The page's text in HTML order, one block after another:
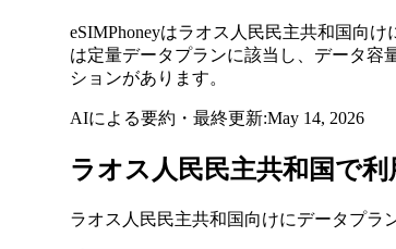
eSIMPhoneyはラオス人民民主共和国向
は定量データプランに該当し、データ容
ションがあります。
AIによる要約・最終更新:May 14, 2026
ラオス人民民主共和国で
ラオス人民民主共和国向けにデータプラ